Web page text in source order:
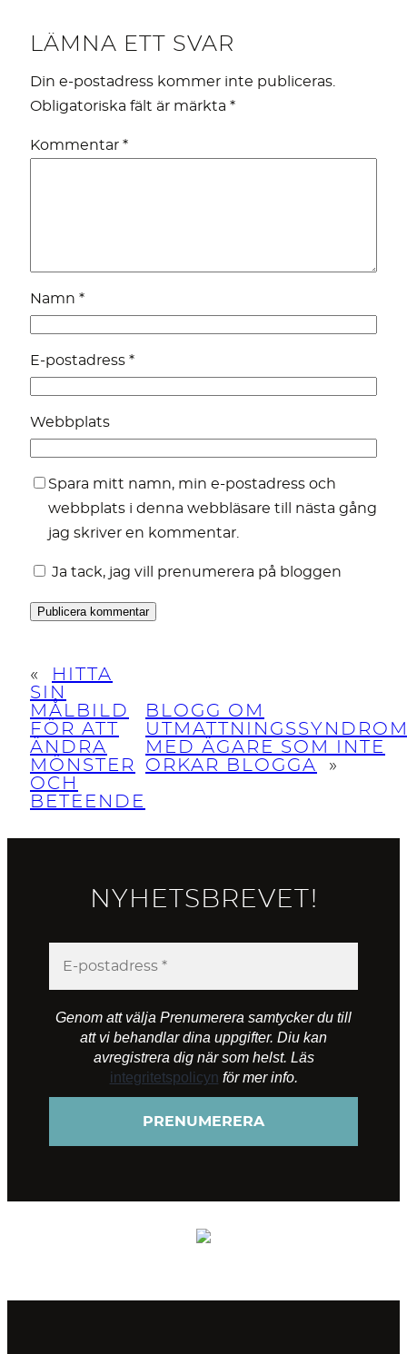
LÄMNA ETT SVAR
Din e-postadress kommer inte publiceras.
Obligatoriska fält är märkta *
Kommentar *
Namn *
E-postadress *
Webbplats
Spara mitt namn, min e-postadress och
webbplats i denna webbläsare till nästa gång
jag skriver en kommentar.
Ja tack, jag vill prenumerera på bloggen
«
HITTA
SIN
MÅLBILD
FÖR ATT
ÄNDRA
MÖNSTER
OCH
BETEENDE
BLOGG OM
MED ÄGARE SOM INTE
ORKAR BLOGGA
»
NYHETSBREVET!
Genom att välja Prenumerera samtycker du till
att vi behandlar dina uppgifter. Diu kan
avregistrera dig när som helst. Läs
integritetspolicyn för mer info.